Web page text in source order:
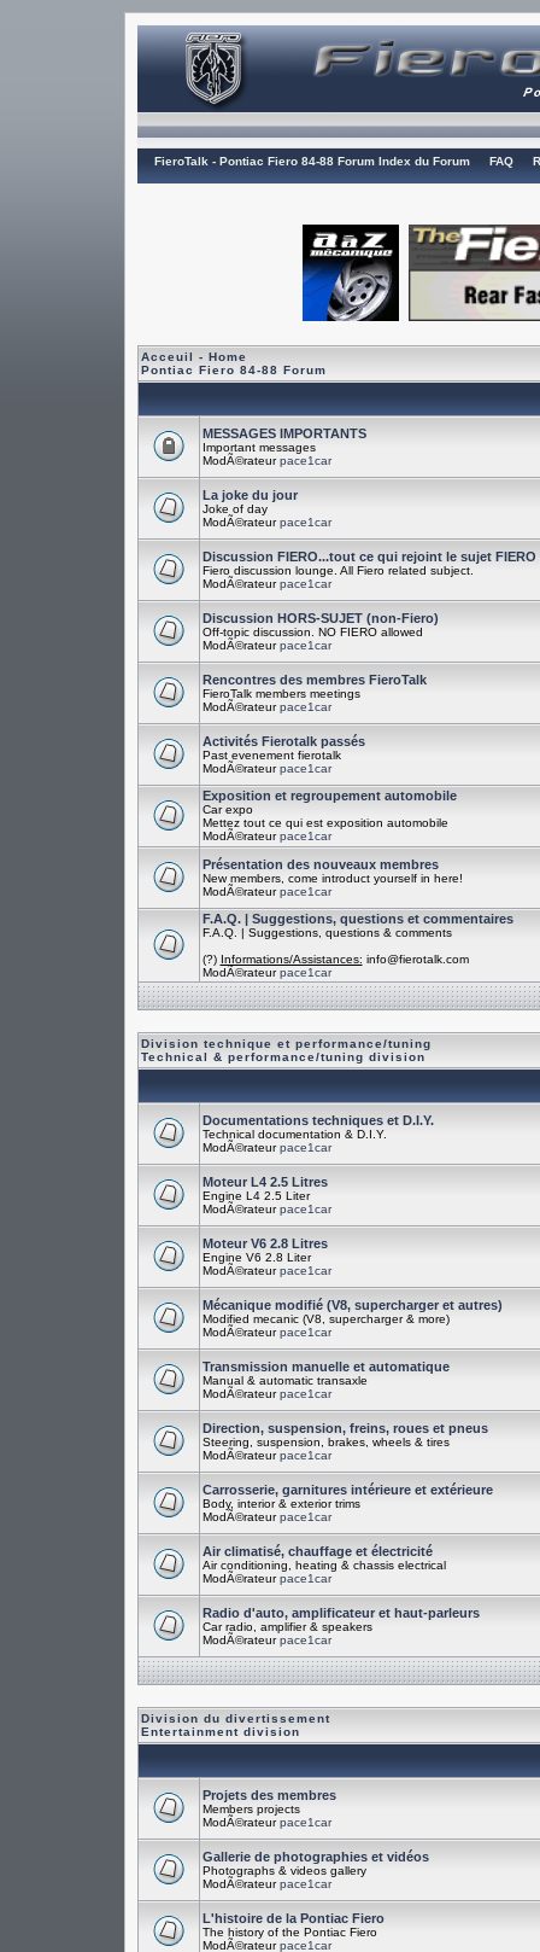
FieroTalk - Pontiac Fiero 84-88 Forum Index du Forum FAQ
Acceuil - Home
Pontiac Fiero 84-88 Forum
MESSAGES IMPORTANTS
Important messages
ModÃ©rateurpace1car
La joke du jour
Joke of day
ModÃ©rateurpace1car
Discussion FIERO...tout ce qui rejoint le sujet FIERO
Fiero discussion lounge. All Fiero related subject.
ModÃ©rateurpace1car
Discussion HORS-SUJET (non-Fiero)
Off-topic discussion. NO FIERO allowed
ModÃ©rateurpace1car
Rencontres des membres FieroTalk
FieroTalk members meetings
ModÃ©rateurpace1car
Activités Fierotalk passés
Past evenement fierotalk
ModÃ©rateurpace1car
Exposition et regroupement automobile
Car expo
Mettez tout ce qui est exposition automobile
ModÃ©rateurpace1car
Présentation des nouveaux membres
New members, come introduct yourself in here!
ModÃ©rateurpace1car
F.A.Q. | Suggestions, questions et commentaires
F.A.Q. | Suggestions, questions & comments
(?) Informations/Assistances: info@fierotalk.com
ModÃ©rateurpace1car
Division technique et performance/tuning
Technical & performance/tuning division
Documentations techniques et D.I.Y.
Technical documentation & D.I.Y.
ModÃ©rateurpace1car
Moteur L4 2.5 Litres
Engine L4 2.5 Liter
ModÃ©rateurpace1car
Moteur V6 2.8 Litres
Engine V6 2.8 Liter
ModÃ©rateurpace1car
Mécanique modifié (V8, supercharger et autres)
Modified mecanic (V8, supercharger & more)
ModÃ©rateurpace1car
Transmission manuelle et automatique
Manual & automatic transaxle
ModÃ©rateurpace1car
Direction, suspension, freins, roues et pneus
Steering, suspension, brakes, wheels & tires
ModÃ©rateurpace1car
Carrosserie, garnitures intérieure et extérieure
Body, interior & exterior trims
ModÃ©rateurpace1car
Air climatisé, chauffage et électricité
Air conditioning, heating & chassis electrical
ModÃ©rateurpace1car
Radio d'auto, amplificateur et haut-parleurs
Car radio, amplifier & speakers
ModÃ©rateurpace1car
Division du divertissement
Entertainment division
Projets des membres
Members projects
ModÃ©rateurpace1car
Gallerie de photographies et vidéos
Photographs & videos gallery
ModÃ©rateurpace1car
L'histoire de la Pontiac Fiero
The history of the Pontiac Fiero
ModÃ©rateurpace1car